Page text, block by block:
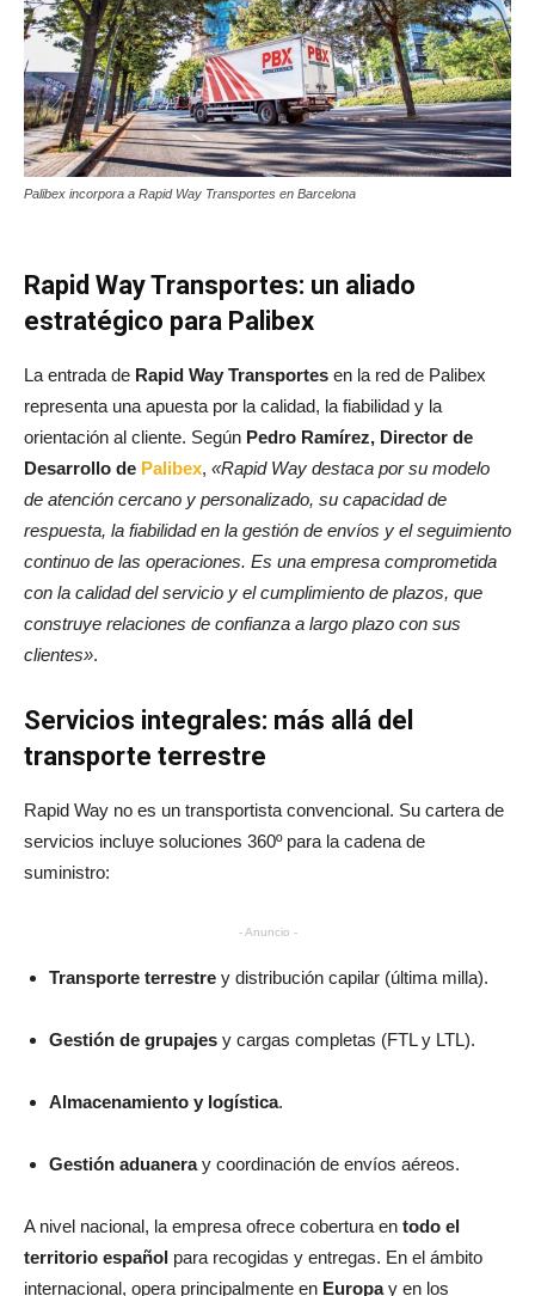
Palibex incorpora a Rapid Way Transportes en Barcelona
Rapid Way Transportes: un aliado
estratégico para Palibex
La entrada de Rapid Way Transportes en la red de Palibex
representa una apuesta por la calidad, la fiabilidad y la
orientación al cliente. Según Pedro Ramírez, Director de
Desarrollo de Palibex, «Rapid Way destaca por su modelo
de atención cercano y personalizado, su capacidad de
respuesta, la fiabilidad en la gestión de envíos y el seguimiento
continuo de las operaciones. Es una empresa comprometida
con la calidad del servicio y el cumplimiento de plazos, que
construye relaciones de confianza a largo plazo con sus
clientes».
Servicios integrales: más allá del
transporte terrestre
Rapid Way no es un transportista convencional. Su cartera de
servicios incluye soluciones 360º para la cadena de
suministro:
- Anuncio -
Transporte terrestre y distribución capilar (última milla).
Gestión de grupajes y cargas completas (FTL y LTL).
Almacenamiento y logística.
Gestión aduaneray coordinación de envíos aéreos.
A nivel nacional, la empresa ofrece cobertura en todo el
territorio español para recogidas y entregas. En el ámbito
internacional, opera principalmente en Europay en los